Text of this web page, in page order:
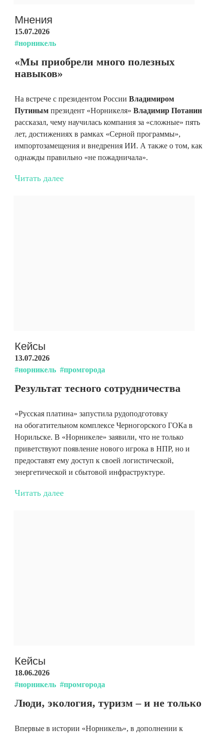
Мнения
15.07.2026
#норникель
«Мы приобрели много полезных
навыков»
На встрече с президентом России Владимиром
Путиным президент «Норникеля» Владимир Потанин
рассказал, чему научилась компания за «сложные» пять
лет, достижениях в рамках «Серной программы»,
импортозамещения и внедрения ИИ. А также о том, как
однажды правильно «не пожадничала».
Читать далее
Кейсы
13.07.2026
#норникель #промгорода
Результат тесного сотрудничества
«Русская платина» запустила рудоподготовку
на обогатительном комплексе Черногорского ГОКа в
Норильске. В «Норникеле» заявили, что не только
приветствуют появление нового игрока в НПР, но и
предоставят ему доступ к своей логистической,
энергетической и сбытовой инфраструктуре.
Читать далее
Кейсы
18.06.2026
#норникель #промгорода
Люди, экология, туризм – и не только
Впервые в истории «Норникель», в дополнении к